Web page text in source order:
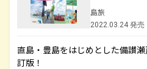
島旅
2022.03.24 発売
直島・豊島をはじめとした備讃
訂版！